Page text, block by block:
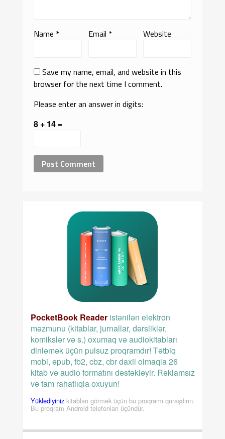
Name * Email * Website
Save my name, email, and website in this
browser for the next time I comment.
Please enter an answer in digits:
8 + 14 =
PocketBook Readeristənilən elektron
məzmunu (kitablar, jurnallar, dərsliklər,
komikslər və s.) oxumaq və audiokitabları
dinləmək üçün pulsuz proqramdır! Tətbiq
mobi, epub, fb2, cbz, cbr daxil olmaqla 26
kitab və audio formatını dəstəkləyir. Reklamsız
və tam rahatlıqla oxuyun!
Yüklədiyinizkitabları görmək üçün bu proqramı quraşdırın.
Bu proqram Android telefonları üçündür.